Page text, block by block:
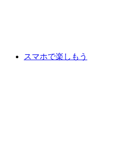
スマホで楽しもう